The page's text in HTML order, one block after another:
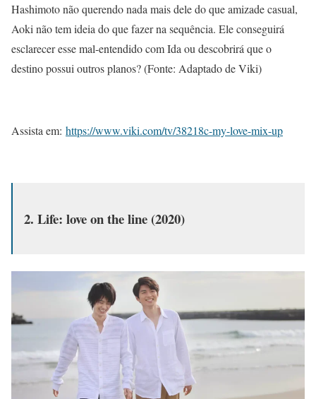
Hashimoto não querendo nada mais dele do que amizade casual,
Aoki não tem ideia do que fazer na sequência. Ele conseguirá
esclarecer esse mal-entendido com Ida ou descobrirá que o
destino possui outros planos? (Fonte: Adaptado de Viki)
Assista em: https://www.viki.com/tv/38218c-my-love-mix-up
2. Life: love on the line (2020)